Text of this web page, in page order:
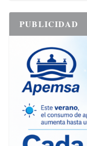
PUBLICIDAD